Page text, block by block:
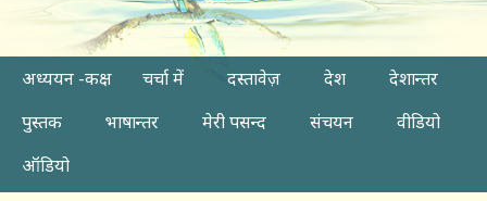
अध्ययन -कक्ष चर्चा में दस्तावेज़ देश
देशान्तर
पुस्तक
भाषान्तर मेरी पसन्द संचयन
वीडियो
ऑडियो